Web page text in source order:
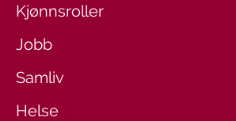
Kjønnsroller
Jobb
Samliv
Helse